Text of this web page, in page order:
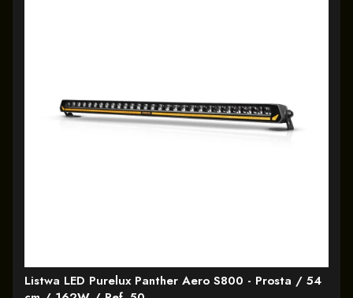
Listwa LED Purelux Panther Aero S800 - Prosta / 54